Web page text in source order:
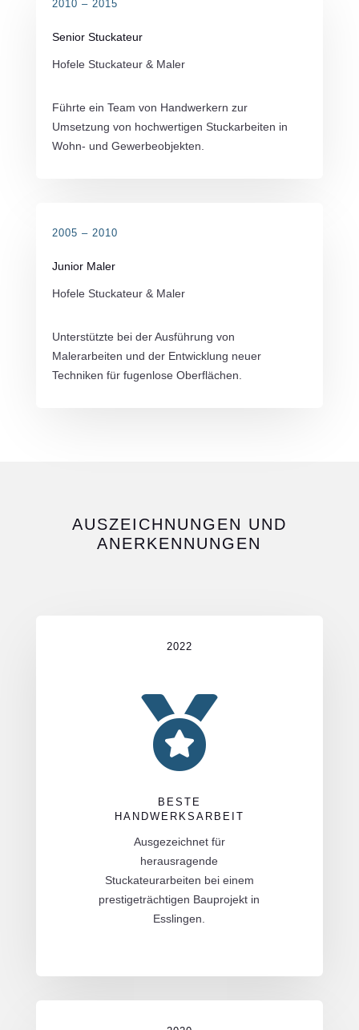
2010 – 2015
Senior Stuckateur
Hofele Stuckateur & Maler
Führte ein Team von Handwerkern zur
Umsetzung von hochwertigen Stuckarbeiten in
Wohn- und Gewerbeobjekten.
2005 – 2010
Junior Maler
Hofele Stuckateur & Maler
Unterstützte bei der Ausführung von
Malerarbeiten und der Entwicklung neuer
Techniken für fugenlose Oberflächen.
AUSZEICHNUNGEN UND
ANERKENNUNGEN
2022

BESTE
HANDWERKSARBEIT
Ausgezeichnet für
herausragende
Stuckateurarbeiten bei einem
prestigeträchtigen Bauprojekt in
Esslingen.